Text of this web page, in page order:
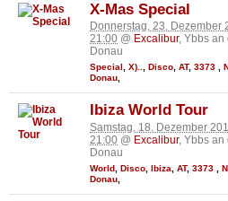
X-Mas Special
Donnerstag, 23. Dezember
21:00 @ Excalibur, Ybbs an
Donau
Special , X).., Disco, AT, 3373 ,
Donau,
Ibiza World Tour
Samstag, 18. Dezember
21:00 @ Excalibur, Ybbs an
Donau
World Disco Ibiza AT, 3373
Donau